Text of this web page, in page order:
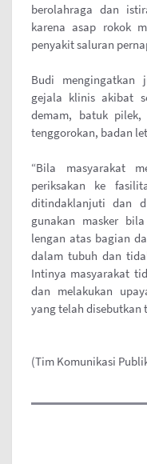
berolahraga dan
karena asap rokok
penyakit saluran
Budi mengingatkan
gejala klinis akibat
demam, batuk pilek,
tenggorokan, badan
“Bila masyarakat
periksakan ke
ditindaklanjuti dan
gunakan masker
lengan atas bagian
dalam tubuh dan
Intinya masyarakat
dan melakukan
yang telah disebutkan
(Tim Komunikasi